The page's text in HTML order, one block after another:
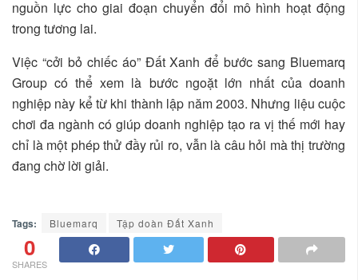
nguồn lực cho giai đoạn chuyển đổi mô hình hoạt động
trong tương lai.
Việc “cởi bỏ chiếc áo” Đất Xanh để bước sang Bluemarq
Group có thể xem là bước ngoặt lớn nhất của doanh
nghiệp này kể từ khi thành lập năm 2003. Nhưng liệu cuộc
chơi đa ngành có giúp doanh nghiệp tạo ra vị thế mới hay
chỉ là một phép thử đầy rủi ro, vẫn là câu hỏi mà thị trường
đang chờ lời giải.
Tags: Bluemarq Tập doàn Đất Xanh
0
SHARES